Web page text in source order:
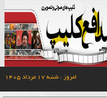
امروز : شنبه ۱۷ مرداد ۱۴۰۵